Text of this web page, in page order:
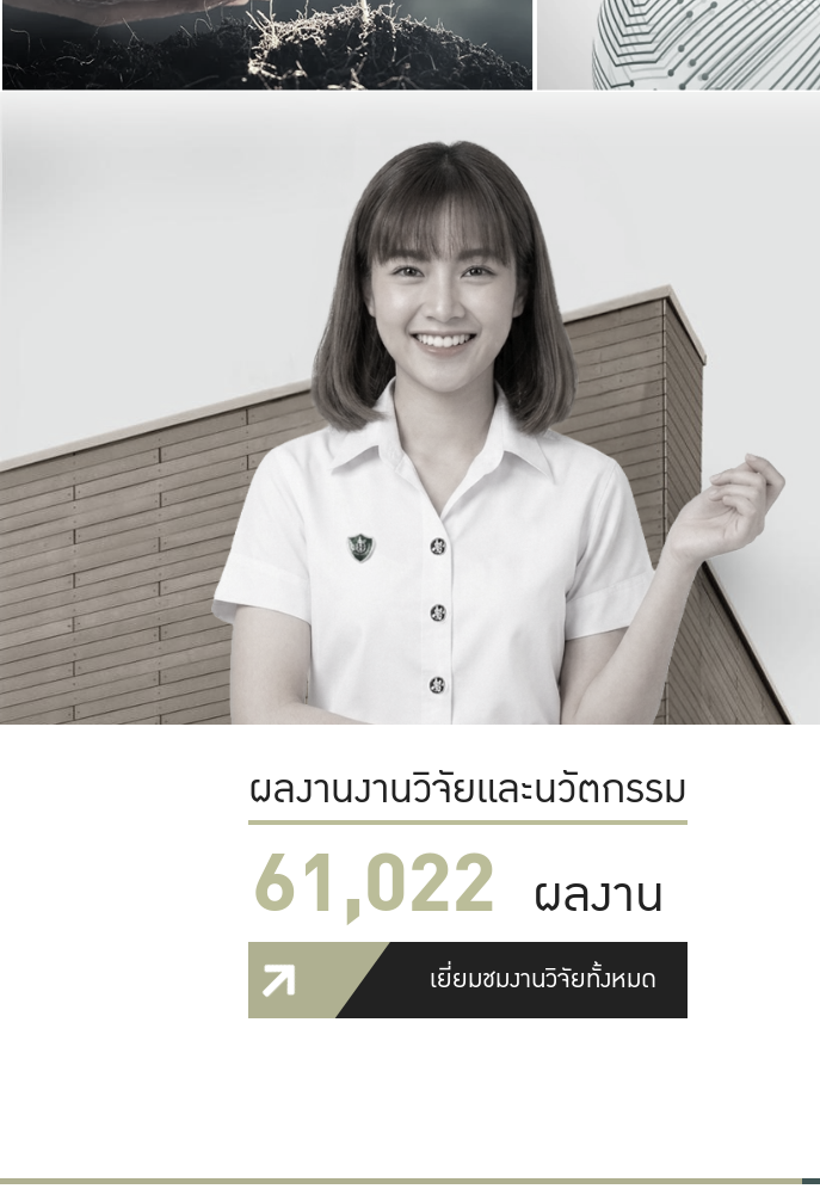
ผลงานงานวิจัยและนวัตกรรม
61,022 ผลงาน
เยี่ยมชมงานวิจัยทั้งหมด